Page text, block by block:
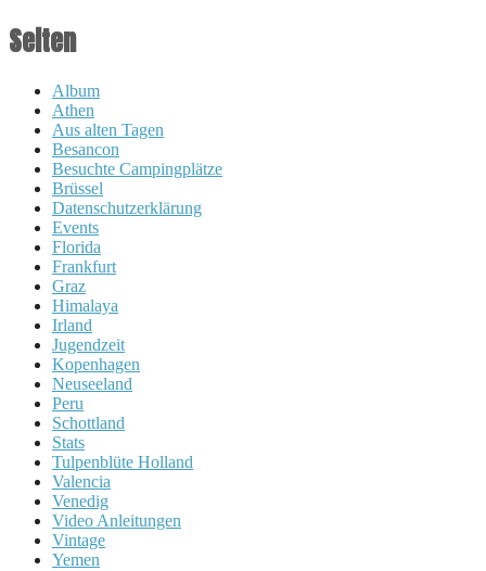
Seiten
Album
Athen
Aus alten Tagen
Besancon
Besuchte Campingplätze
Brüssel
Datenschutzerklärung
Events
Florida
Frankfurt
Graz
Himalaya
Irland
Jugendzeit
Kopenhagen
Neuseeland
Peru
Schottland
Stats
Tulpenblüte Holland
Valencia
Venedig
Video Anleitungen
Vintage
Yemen